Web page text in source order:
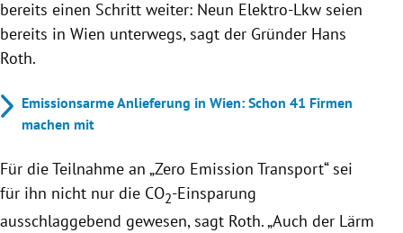
bereits einen Schritt weiter: Neun Elektro-Lkw seien
bereits in Wien unterwegs, sagt der Gründer Hans
Roth.
Emissionsarme Anlieferung in Wien: Schon 41 Firmen
machen mit
Für die Teilnahme an „Zero Emission Transport“ sei
für ihn nicht nur die CO2-Einsparung
ausschlaggebend gewesen, sagt Roth. „Auch der Lärm